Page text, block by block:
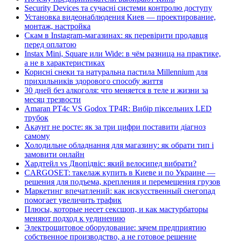
Security Devices та сучасні системи контролю доступу
Установка видеонаблюдения Киев — проектирование,
монтаж, настройка
Скам в Instagram-магазинах: як перевірити продавця
перед оплатою
Instax Mini, Square или Wide: в чём разница на практике,
а не в характеристиках
Корисні снеки та натуральна пастила Millennium для
прихильників здорового способу життя
30 дней без алкоголя: что меняется в теле и жизни за
месяц трезвости
Amaran PT4c VS Godox TP4R: Вибір піксельних LED
трубок
Акаунт не росте: як за три цифри поставити діагноз
самому
Холодильне обладнання для магазину: як обрати тип і
замовити онлайн
Хардтейл vs Двопідвіс: який велосипед вибрати?
CARGOSET: такелаж купить в Киеве и по Украине —
решения для подъема, крепления и перемещения грузов
Маркетинг впечатлений: как искусственный снегопад
помогает увеличить трафик
Плюсы, которые несет сексшоп, и как мастурбаторы
меняют подход к уединению
Электрощитовое оборудование: зачем предприятию
собственное производство, а не готовое решение